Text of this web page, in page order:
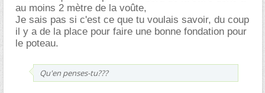
au moins 2 mètre de la voûte,
Je sais pas si c'est ce que tu voulais savoir, du coup
il y a de la place pour faire une bonne fondation pour
le poteau.
Qu'en penses-tu???